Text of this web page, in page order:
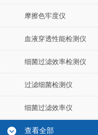
摩擦色牢度仪
血液穿透性能检测仪
细菌过滤效率检测仪
过滤细菌检测仪
细菌过滤效率仪
查看全部